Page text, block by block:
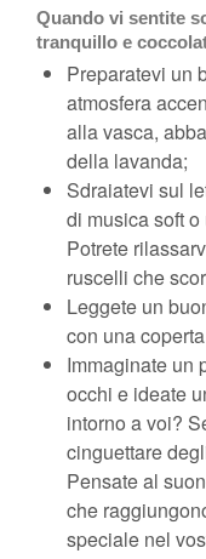
Quando vi sentite
tranquillo e
Preparatevi un
atmosfera
alla vasca,
della lavanda;
Sdraiatevi sul
di musica soft
Potrete
ruscelli che
Leggete un
con una
Immaginate un
occhi e ideate
intorno a voi?
cinguettare
Pensate al
che
speciale nel